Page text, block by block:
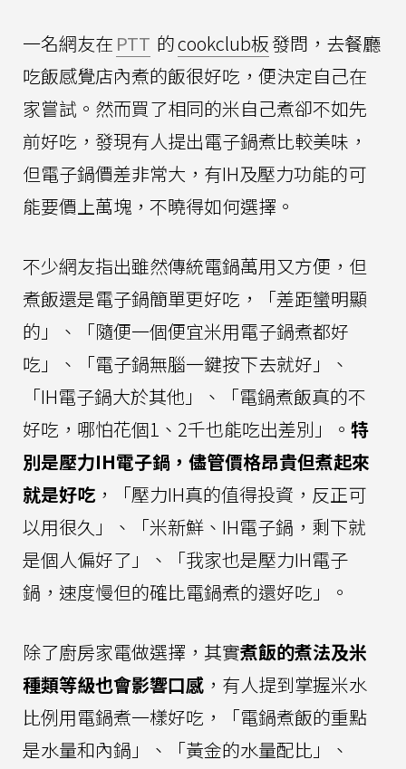
一名網友在 PTT 的cookclub板發問，去餐廳
吃飯感覺店內煮的飯很好吃，便決定自己在
家嘗試。然而買了相同的米自己煮卻不如先
前好吃，發現有人提出電子鍋煮比較美味，
但電子鍋價差非常大，有IH及壓力功能的可
能要價上萬塊，不曉得如何選擇。
不少網友指出雖然傳統電鍋萬用又方便，但
煮飯還是電子鍋簡單更好吃，「差距蠻明顯
的」、「隨便一個便宜米用電子鍋煮都好
吃」、「電子鍋無腦一鍵按下去就好」、
「IH電子鍋大於其他」、「電鍋煮飯真的不
好吃，哪怕花個1、2千也能吃出差別」。 特
別是壓力IH電子鍋，儘管價格昂貴但煮起來
就是好吃，「壓力IH真的值得投資，反正可
以用很久」、「米新鮮、IH電子鍋，剩下就
是個人偏好了」、「我家也是壓力IH電子
鍋，速度慢但的確比電鍋煮的還好吃」。
除了廚房家電做選擇，其實煮飯的煮法及米
種類等級也會影響口感 ，有人提到掌握米水
比例用電鍋煮一樣好吃，「電鍋煮飯的重點
是水量和內鍋」、「黃金的水量配比」、